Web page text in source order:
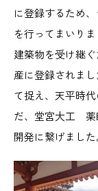
に登録するため
を行ってまいり
建築物を受け継
産に登録されま
て捉え、天平時
だ、堂宮大工 薬
開発に繋げました